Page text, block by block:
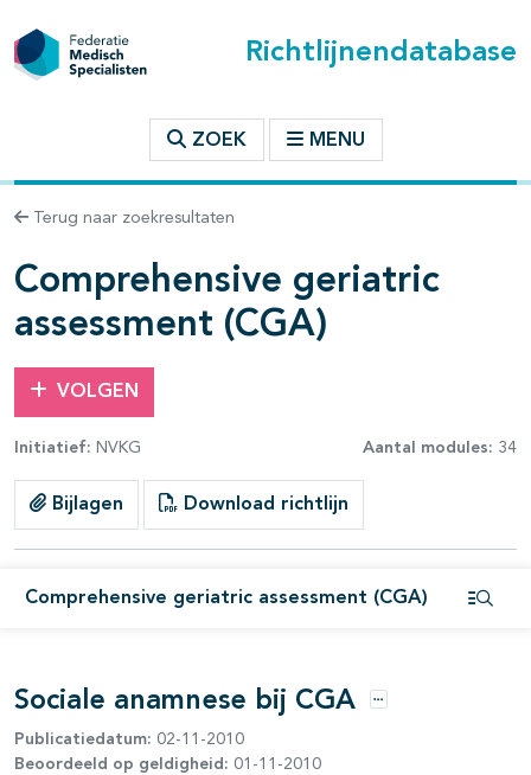
Richtlijnendatabase
ZOEK MENU
Terug naar zoekresultaten
Comprehensive geriatric
assessment (CGA)
VOLGEN
Initiatief: NVKG Aantal modules: 34
Bijlagen Download richtlijn
Comprehensive geriatric assessment (CGA)
binnen deze richtlijn
open- en dichtklappen
Sociale anamnese bij CGA Opties
Publicatiedatum: 02-11-2010
Beoordeeld op geldigheid: 01-11-2010